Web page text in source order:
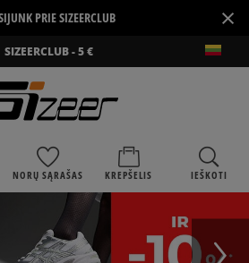
PRIE SIZEERCLUB ×
SIZEERCLUB - 5 €
NORŲ SĄRAŠAS KREPŠELIS IEŠKOTI